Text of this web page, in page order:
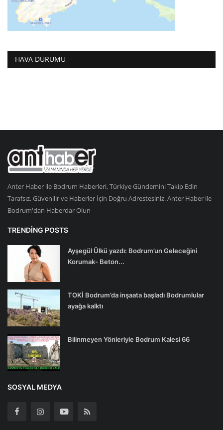
HAVA DURUMU
Anter Haber ile Bodrum Haberleri, Türkiye Gündemini Takip Edin
Tarafsız, Güvenilir ve Haberler İçin Doğru Adrestesiniz. Anter Haber ile
Bodrum'dan Haberdar Olun
TRENDING POSTS
Ayşegül Ülkü yazdı: Bodrum’un Geleceğini
Korumak- Beton...
TOKİ Bodrum’da inşaata başladı Bodrumlular
ayağa kalktı
Bilinmeyen Yönleriyle Bodrum Kalesi 66
SOSYAL MEDYA